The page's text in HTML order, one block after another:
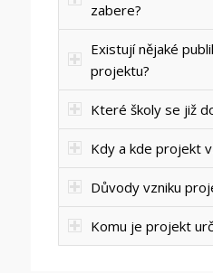
zabere?
Existují nějaké
projektu?
Které školy se již
Kdy a kde projekt
Důvody vzniku
Komu je projekt